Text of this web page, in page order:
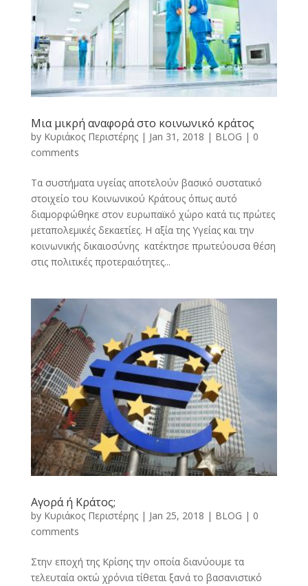
Μια μικρή αναφορά στο κοινωνικό κράτος
by Κυριάκος Περιστέρης| Jan 31, 2018 | BLOG | 0
comments
Τα συστήματα υγείας αποτελούν βασικό συστατικό
στοιχείο του Κοινωνικού Κράτους όπως αυτό
διαμορφώθηκε στον ευρωπαϊκό χώρο κατά τις πρώτες
μεταπολεμικές δεκαετίες. Η αξία της Υγείας και την
κοινωνικής δικαιοσύνης κατέκτησε πρωτεύουσα θέση
στις πολιτικές προτεραιότητες...
Αγορά ή Κράτος;
by Κυριάκος Περιστέρης| Jan 25, 2018 | BLOG | 0
comments
Στην εποχή της Κρίσης την οποία διανύουμε τα
τελευταία οκτώ χρόνια τίθεται ξανά το βασανιστικό